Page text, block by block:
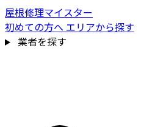
屋根修理マイスター
初めての方へ エリアから探す
業者を探す